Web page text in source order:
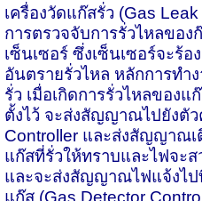
เครื่องวัดแก๊สรั่ว (Gas
การตรวจจับการรั่วไหลขอ
เซ็นเซอร์ ซึ่งเซ็นเซอร์จะร้อ
อันตรายรั่วไหล หลักการทำ
รั่ว เมื่อเกิดการรั่วไหลของ
ตั้งไว้ จะส่งสัญญาณไปยังตั
Controller และส่งสัญญาณ
แก๊สที่รั่วให้ทราบและไฟจะ
และจะส่งสัญญาณไฟแจ้งไป
แก๊ส (Gas Detector